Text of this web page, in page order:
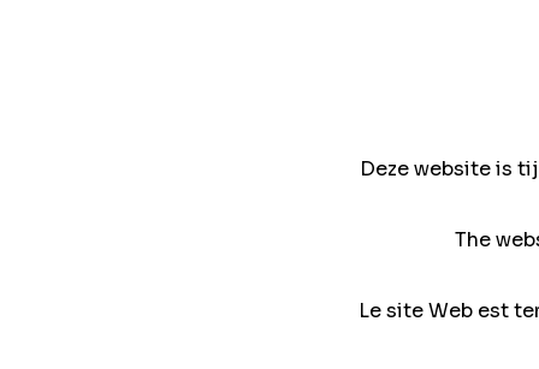
Deze website is
The
Le site Web est